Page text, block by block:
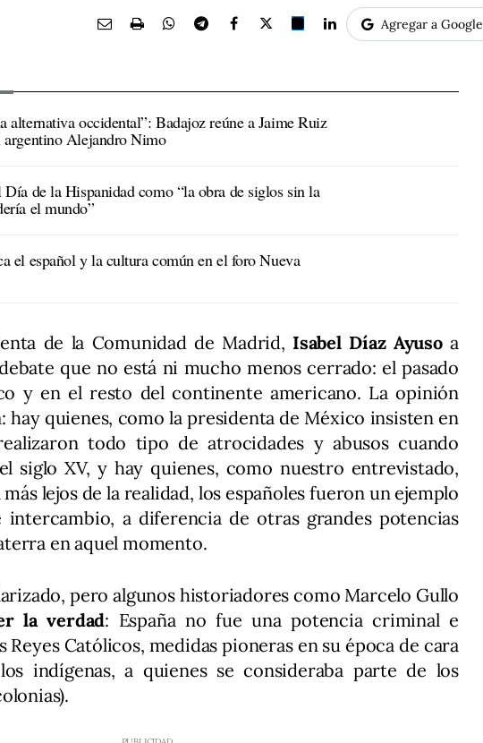
Agregar a Google
alternativa occidental”: Badajoz reúne a Jaime Ruiz
argentino Alejandro Nimo
Día de la Hispanidad como “la obra de siglos sin la
el mundo”
el español y la cultura común en el foro Nueva
de la Comunidad de Madrid, Isabel Díaz Ayusoa
que no está ni mucho menos cerrado: el pasado
y en el resto del continente americano. La opinión
hay quienes, como la presidenta de México insisten en
todo tipo de atrocidades y abusos cuando
siglo XV, y hay quienes, como nuestro entrevistado,
lejos de la realidad, los españoles fueron un ejemplo
a diferencia de otras grandes potencias
en aquel momento.
pero algunos historiadores como Marcelo Gullo
la verdad: España no fue una potencia criminal e
Reyes Católicos, medidas pioneras en su época de cara
indígenas, a quienes se consideraba parte de los